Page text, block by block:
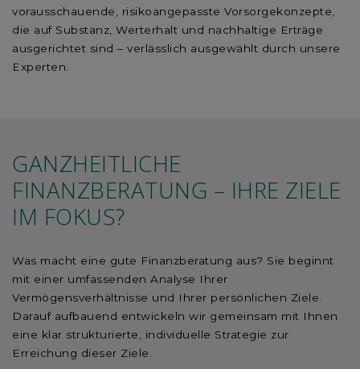
vorausschauende, risikoangepasste Vorsorgekonzepte,
die auf Substanz, Werterhalt und nachhaltige Erträge
ausgerichtet sind – verlässlich ausgewählt durch unsere
Experten.
GANZHEITLICHE
FINANZBERATUNG – IHRE ZIELE
IM FOKUS?
Was macht eine gute Finanzberatung aus? Sie beginnt
mit einer umfassenden Analyse Ihrer
Vermögensverhältnisse und Ihrer persönlichen Ziele.
Darauf aufbauend entwickeln wir gemeinsam mit Ihnen
eine klar strukturierte, individuelle Strategie zur
Erreichung dieser Ziele.